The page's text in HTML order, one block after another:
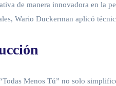
de manera innovadora en la
Wario Duckerman aplicó
Menos Tú” no solo